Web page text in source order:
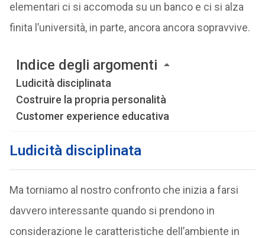
elementari ci si accomoda su un banco e ci si alza
finita l’università, in parte, ancora ancora sopravvive.
Indice degli argomenti
Ludicità disciplinata
Costruire la propria personalità
Customer experience educativa
Ludicità disciplinata
Ma torniamo al nostro confronto che inizia a farsi
davvero interessante quando si prendono in
considerazione le caratteristiche dell’ambiente in